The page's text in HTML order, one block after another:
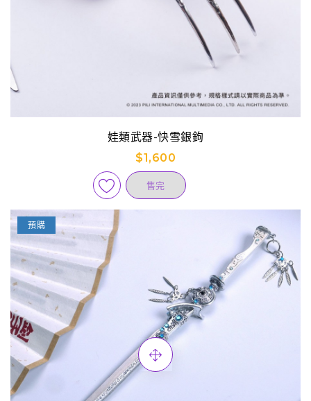
娃類武器-快雪銀鉤
$1,600
售完
預購